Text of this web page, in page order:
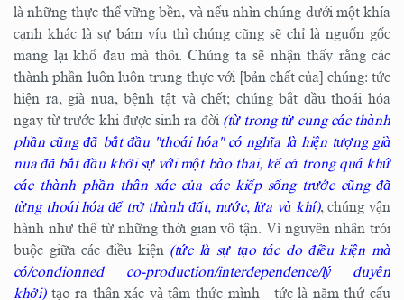
là những thực thể vững bền, và nếu nhìn chúng dưới một khía
cạnh khác là sự bám víu thì chúng cũng sẽ chỉ là nguốn gốc
mang lại khổ đau mà thôi. Chúng ta sẽ nhận thấy rằng các
thành phần luôn luôn trung thực với [bản chất của] chúng: tức
hiện ra, già nua, bệnh tật và chết; chúng bắt đầu thoái hóa
ngay từ trước khi được sinh ra đời (từ trong tử cung các thành
phần cũng đã bắt đầu "thoái hóa" có nghĩa là hiện tượng già
nua đã bắt đầu khởi sự với một bào thai, kể cả trong quá khứ
các thành phần thân xác của các kiếp sống trước cũng đã
từng thoái hóa để trở thành đất, nước, lửa và khí), chúng vận
hành như thế từ những thời gian vô tận. Vì nguyên nhân trói
buộc giữa các điều kiện (tức là sự tạo tác do điều kiện mà
có/condionned co-production/interdependence/lý duyên
khởi)tạo ra thân xác và tâm thức mình - tức là năm thứ cấu